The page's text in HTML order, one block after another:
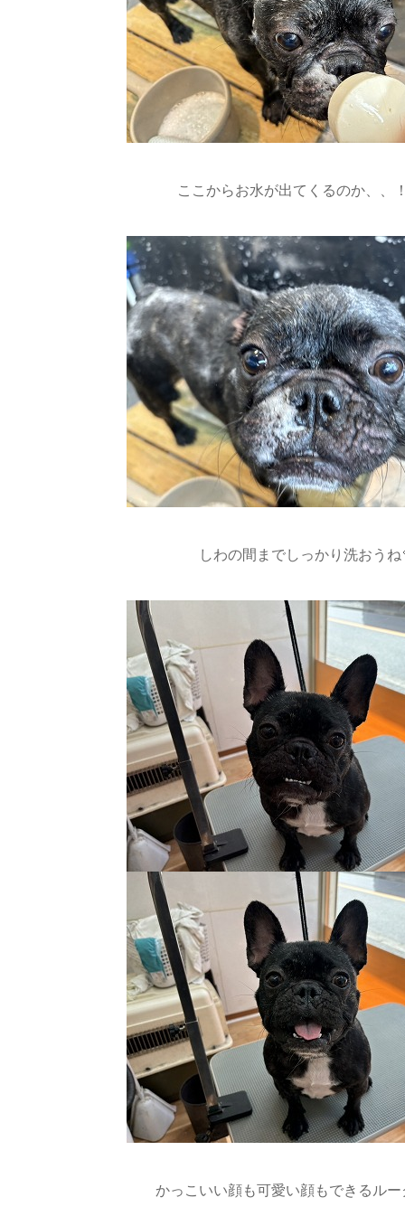
ここからお水が出てくるのか、、
しわの間までしっかり洗おう
かっこいい顔も可愛い顔もできるル